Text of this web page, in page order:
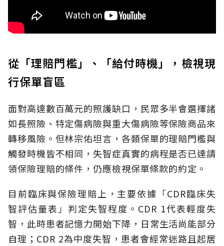
從「理賠門檻」、「給付時機」，檢視現
行保單盲區
面對高達數百萬元的照護缺口，民眾多半會選擇諸
如長照險、特定傷病險與重大傷病險等保險商品來
轉移風險。但林宗佑坦言，各類保單的理賠門檻與
觸發時機皆不相同，失智症真實的病程是否已達請
領保險理賠的條件，仍應檢視保單條款的約定。
目前臨床與保險理賠上，主要依據「CDR臨床失
智評估量表」判定失智程度。CDR 1代表輕度失
智，此時患者記憶力開始下降，日常生活尚能部分
自理；CDR 2為中度失智，患者會經常迷路且起居